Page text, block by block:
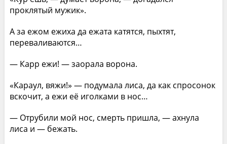
проклятый мужик».
А за ежом ежиха да ежата катятся, пыхтят,
переваливаются…
— Карр ежи! — заорала ворона.
«Караул, вяжи!» — подумала лиса, да как спросонок
вскочит, а ежи её иголками в нос…
— Отрубили мой нос, смерть пришла, — ахнула
лиса и — бежать.